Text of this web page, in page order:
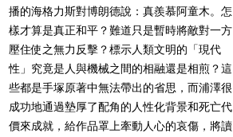
播的海格力斯對博朗德說：真羨慕阿童木。怎
樣才算是真正和平？難道只是暫時將敵對一方
壓住使之無力反擊？標示人類文明的「現代
性」究竟是人與機械之間的相融還是相煎？這
些都是手塚原著中無法帶出的省思，而浦澤很
成功地通過墊厚了配角的人性化背景和死亡代
價來成就，給作品罩上牽動人心的哀傷，將讀